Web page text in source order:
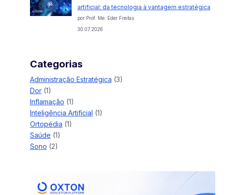
artificial: da tecnologia à vantagem estratégica
por Prof. Me. Eder Freitas
30.07.2026
Categorias
Administração Estratégica (3)
Dor(1)
Inflamação (1)
Inteligência Artificial (1)
Ortopédia (1)
Saúde (1)
Sono (2)